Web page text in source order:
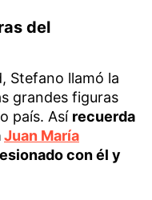
del
Stefano llamó la
grandes figuras
país. Así recuerda
Juan María
con él y